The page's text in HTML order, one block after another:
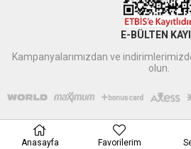
E-BÜLTEN
Kampanyalarımızdan ve
olun.
Xbyildirim
Anasayfa Favorilerim